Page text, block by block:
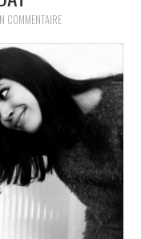
COMMENTAIRE